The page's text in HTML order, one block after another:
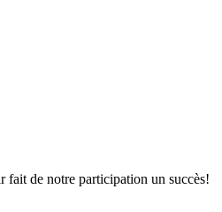
fait de notre participation un succès!